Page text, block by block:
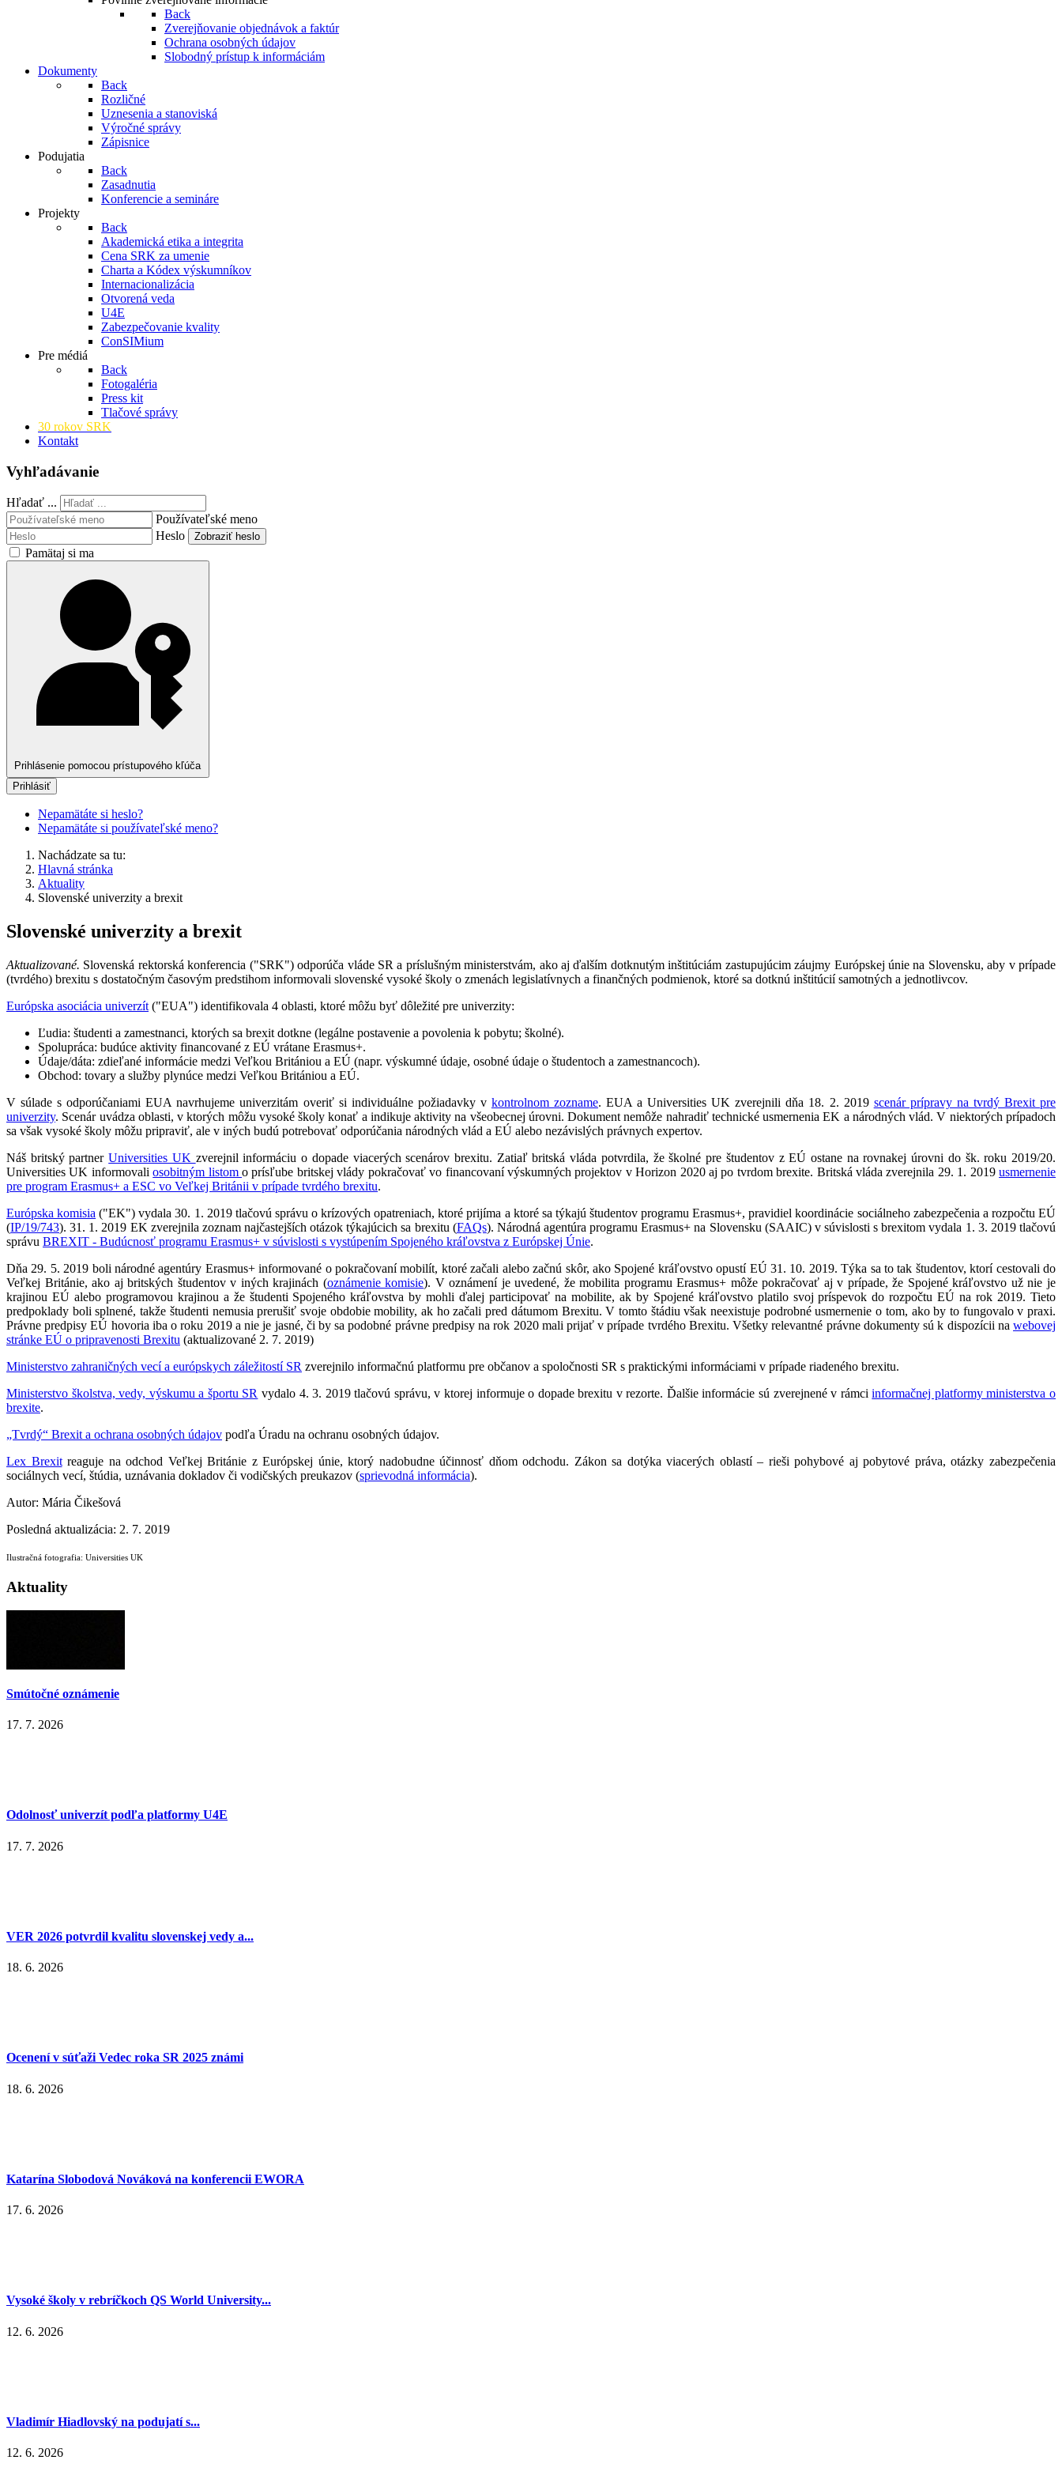
Back
Zverejňovanie objednávok a faktúr
Ochrana osobných údajov
Slobodný prístup k informáciám
Dokumenty
Back
Rozličné
Uznesenia a stanoviská
Výročné správy
Zápisnice
Podujatia
Back
Zasadnutia
Konferencie a semináre
Projekty
Back
Akademická etika a integrita
Cena SRK za umenie
Charta a Kódex výskumníkov
Internacionalizácia
Otvorená veda
U4E
Zabezpečovanie kvality
ConSIMium
Pre médiá
Back
Fotogaléria
Press kit
Tlačové správy
30 rokov SRK
Kontakt
Vyhľadávanie
Hľadať ...
Používateľské meno
Heslo
Zobraziť heslo
Pamätaj si ma
Prihlásenie pomocou prístupového kľúča
Prihlásiť
Nepamätáte si heslo?
Nepamätáte si používateľské meno?
Nachádzate sa tu:
Hlavná stránka
Aktuality
Slovenské univerzity a brexit
Slovenské univerzity a brexit
Aktualizované. Slovenská rektorská konferencia ("SRK") odporúča vláde SR a príslušným ministerstvám, ako aj ďalším dotknutým inštitúciám zastupujúcim záujmy Európskej únie na Slovensku, aby v prípade
(tvrdého) brexitu s dostatočným časovým predstihom informovali slovenské vysoké školy o zmenách legislatívnych a finančných podmienok, ktoré sa dotknú inštitúcií samotných a jednotlivcov.
Európska asociácia univerzít ("EUA") identifikovala 4 oblasti, ktoré môžu byť dôležité pre univerzity:
Ľudia: študenti a zamestnanci, ktorých sa brexit dotkne (legálne postavenie a povolenia k pobytu; školné).
Spolupráca: budúce aktivity financované z EÚ vrátane Erasmus+.
Údaje/dáta: zdieľané informácie medzi Veľkou Britániou a EÚ (napr. výskumné údaje, osobné údaje o študentoch a zamestnancoch).
Obchod: tovary a služby plynúce medzi Veľkou Britániou a EÚ.
V súlade s odporúčaniami EUA navrhujeme univerzitám overiť si individuálne požiadavky v kontrolnom zozname. EUA a Universities UK zverejnili dňa 18. 2. 2019 scenár prípravy na tvrdý Brexit pre
univerzity. Scenár uvádza oblasti, v ktorých môžu vysoké školy konať a indikuje aktivity na všeobecnej úrovni. Dokument nemôže nahradiť technické usmernenia EK a národných vlád. V niektorých prípadoch
sa však vysoké školy môžu pripraviť, ale v iných budú potrebovať odporúčania národných vlád a EÚ alebo nezávislých právnych expertov.
Náš britský partnerUniversities UK zverejnil informáciu o dopade viacerých scenárov brexitu. Zatiaľ britská vláda potvrdila, že školné pre študentov z EÚ ostane na rovnakej úrovni do šk. roku 2019/20.
Universities UK informovaliosobitným listomo prísľube britskej vlády pokračovať vo financovaní výskumných projektov v Horizon 2020 aj po tvrdom brexite. Britská vláda zverejnila 29. 1. 2019usmernenie
pre program Erasmus+ a ESC vo Veľkej Británii v prípade tvrdého brexitu.
Európska komisia ("EK") vydala 30. 1. 2019 tlačovú správu o krízových opatreniach, ktoré prijíma a ktoré sa týkajú študentov programu Erasmus+, pravidiel koordinácie sociálneho zabezpečenia a rozpočtu EÚ
(IP/19/743). 31. 1. 2019 EK zverejnila zoznam najčastejších otázok týkajúcich sa brexitu (FAQs). Národná agentúra programu Erasmus+ na Slovensku (SAAIC) v súvislosti s brexitom vydala 1. 3. 2019 tlačovú
správu BREXIT - Budúcnosť programu Erasmus+ v súvislosti s vystúpením Spojeného kráľovstva z Európskej Únie.
Dňa 29. 5. 2019 boli národné agentúry Erasmus+ informované o pokračovaní mobilít, ktoré začali alebo začnú skôr, ako Spojené kráľovstvo opustí EÚ 31. 10. 2019. Týka sa to tak študentov, ktorí cestovali do
Veľkej Británie, ako aj britských študentov v iných krajinách (oznámenie komisie). V oznámení je uvedené, že mobilita programu Erasmus+ môže pokračovať aj v prípade, že Spojené kráľovstvo už nie je
krajinou EÚ alebo programovou krajinou a že študenti Spojeného kráľovstva by mohli ďalej participovať na mobilite, ak by Spojené kráľovstvo platilo svoj príspevok do rozpočtu EÚ na rok 2019. Tieto
predpoklady boli splnené, takže študenti nemusia prerušiť svoje obdobie mobility, ak ho začali pred dátumom Brexitu. V tomto štádiu však neexistuje podrobné usmernenie o tom, ako by to fungovalo v praxi.
Právne predpisy EÚ hovoria iba o roku 2019 a nie je jasné, či by sa podobné právne predpisy na rok 2020 mali prijať v prípade tvrdého Brexitu. Všetky relevantné právne dokumenty sú k dispozícii na webovej
stránke EÚ o pripravenosti Brexitu (aktualizované 2. 7. 2019)
Ministerstvo zahraničných vecí a európskych záležitostí SR zverejnilo informačnú platformu pre občanov a spoločnosti SR s praktickými informáciami v prípade riadeného brexitu.
Ministerstvo školstva, vedy, výskumu a športu SR vydalo 4. 3. 2019 tlačovú správu, v ktorej informuje o dopade brexitu v rezorte. Ďalšie informácie sú zverejnené v rámciinformačnej platformy ministerstva o
brexite.
„Tvrdý“ Brexit a ochrana osobných údajov podľa Úradu na ochranu osobných údajov.
Lex Brexitreaguje na odchod Veľkej Británie z Európskej únie, ktorý nadobudne účinnosť dňom odchodu. Zákon sa dotýka viacerých oblastí – rieši pohybové aj pobytové práva, otázky zabezpečenia
sociálnych vecí, štúdia, uznávania dokladov či vodičských preukazov (sprievodná informácia).
Autor: Mária Čikešová
Posledná aktualizácia: 2. 7. 2019
Ilustračná fotografia: Universities UK
Aktuality
Smútočné oznámenie
17. 7. 2026
Odolnosť univerzít podľa platformy U4E
17. 7. 2026
VER 2026 potvrdil kvalitu slovenskej vedy a...
18. 6. 2026
Ocenení v súťaži Vedec roka SR 2025 známi
18. 6. 2026
Katarína Slobodová Nováková na konferencii EWORA
17. 6. 2026
Vysoké školy v rebríčkoch QS World University...
12. 6. 2026
Vladimír Hiadlovský na podujatí s...
12. 6. 2026